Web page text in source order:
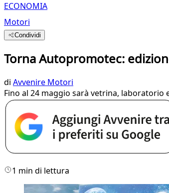
ECONOMIA
Motori
Condividi
Torna Autopromotec:
di Avvenire Motori
Fino al 24 maggio sarà vetrina,
1 min di lettura